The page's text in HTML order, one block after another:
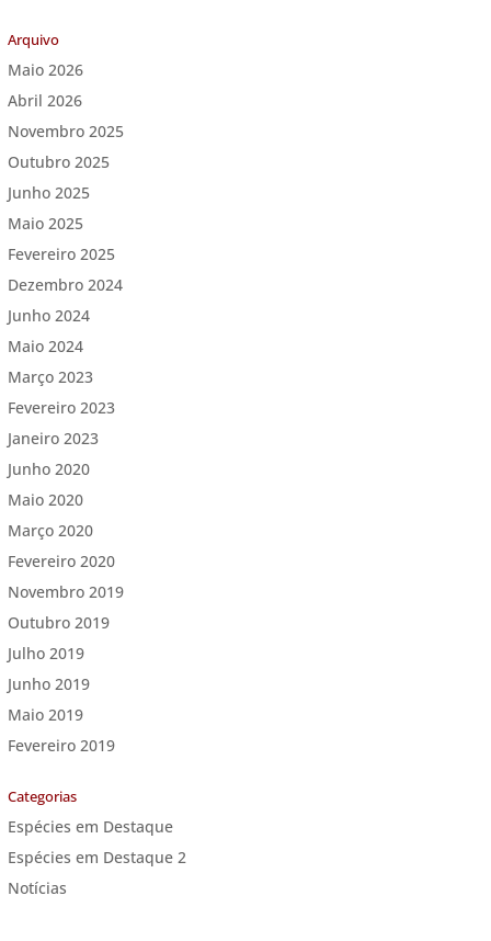
Arquivo
Maio 2026
Abril 2026
Novembro 2025
Outubro 2025
Junho 2025
Maio 2025
Fevereiro 2025
Dezembro 2024
Junho 2024
Maio 2024
Março 2023
Fevereiro 2023
Janeiro 2023
Junho 2020
Maio 2020
Março 2020
Fevereiro 2020
Novembro 2019
Outubro 2019
Julho 2019
Junho 2019
Maio 2019
Fevereiro 2019
Categorias
Espécies em Destaque
Espécies em Destaque 2
Notícias